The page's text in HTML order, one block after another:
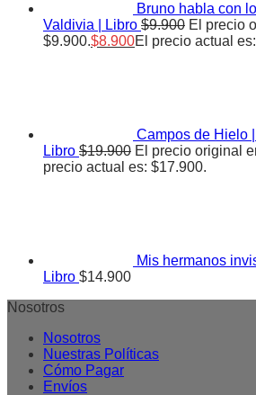
Bruno habla con
Valdivia | Libro $9.900 El precio
$9.900.$8.900El precio actual
Campos de Hielo
Libro $19.900 El precio original
precio actual es: $17.900.
Mis hermanos
Libro $14.900
Nosotros
Nosotros
Nuestras Políticas
Cómo Pagar
Envíos